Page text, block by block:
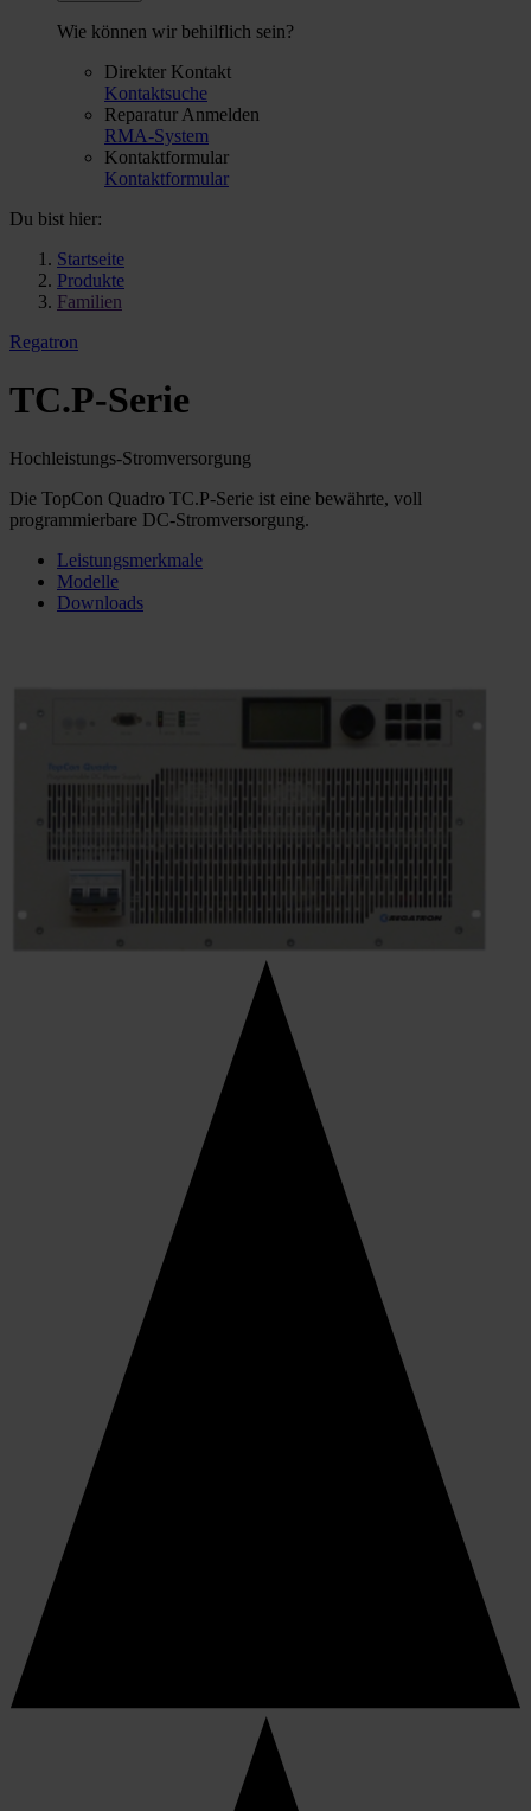
Wie können wir behilflich sein?
Direkter Kontakt
Kontaktsuche
Reparatur Anmelden
RMA-System
Kontaktformular
Kontaktformular
Du bist hier:
Startseite
Produkte
Familien
Regatron
TC.P-Serie
Hochleistungs-Stromversorgung
Die TopCon Quadro TC.P-Serie ist eine bewährte, voll
programmierbare DC-Stromversorgung.
Leistungsmerkmale
Modelle
Downloads